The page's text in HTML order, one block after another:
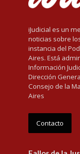
iJudicial es un
noticias sobre
instancia del
Aires. Está
Información
Dirección
Consejo de la
Aires
Contacto